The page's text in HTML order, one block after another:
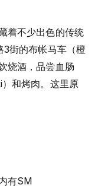
着不少出色的传统
街的布帐马车（橙
烧酒，品尝血肠
和烤肉。这里原
有SM